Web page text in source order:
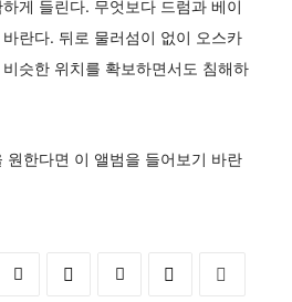
게 들린다. 무엇보다 드럼과 베이
란다. 뒤로 물러섬이 없이 오스카
슷한 위치를 확보하면서도 침해하
원한다면 이 앨범을 들어보기 바란